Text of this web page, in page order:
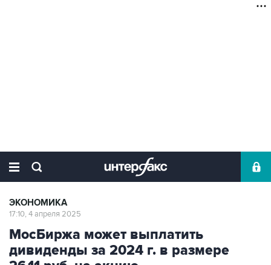
ЭКОНОМИКА
17:10, 4 апреля 2025
МосБиржа может выплатить
дивиденды за 2024 г. в размере